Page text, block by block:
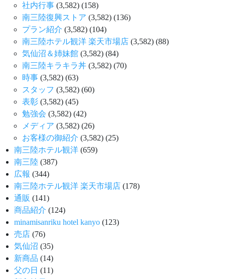
社内行事 (3,582) (158)
南三陸復興ストア (3,582) (136)
プラン紹介 (3,582) (104)
南三陸ホテル観洋 楽天市場店 (3,582) (88)
気仙沼＆姉妹館 (3,582) (84)
南三陸キラキラ丼 (3,582) (70)
時事 (3,582) (63)
スタッフ (3,582) (60)
表彰 (3,582) (45)
勉強会 (3,582) (42)
メディア (3,582) (26)
お客様の御紹介 (3,582) (25)
南三陸ホテル観洋 (659)
南三陸 (387)
広報 (344)
南三陸ホテル観洋 楽天市場店 (178)
通販 (141)
商品紹介 (124)
minamisanriku hotel kanyo (123)
売店 (76)
気仙沼 (35)
新商品 (14)
父の日 (11)